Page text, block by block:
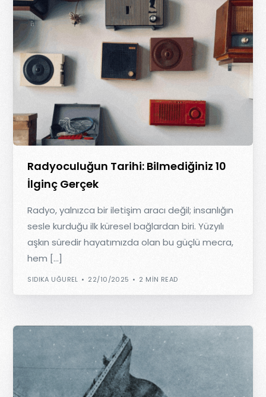
Radyoculuğun Tarihi: Bilmediğiniz 10
İlginç Gerçek
Radyo, yalnızca bir iletişim aracı değil; insanlığın
sesle kurduğu ilk küresel bağlardan biri. Yüzyılı
aşkın süredir hayatımızda olan bu güçlü mecra,
hem […]
SIDIKA UĞUREL 22/10/2025 2 MIN READ